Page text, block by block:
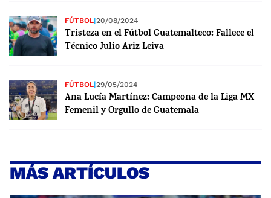
FÚTBOL|20/08/2024
Tristeza en el Fútbol Guatemalteco: Fallece el
Técnico Julio Ariz Leiva
FÚTBOL|29/05/2024
Ana Lucía Martínez: Campeona de la Liga MX
Femenil y Orgullo de Guatemala
MÁS ARTÍCULOS